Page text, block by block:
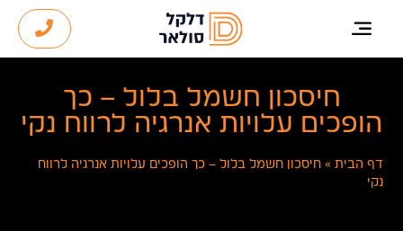
חיסכון חשמל בלול – כך
הופכים עלויות אנרגיה לרווח נקי
דף הבית »חיסכון חשמל בלול – כך הופכים עלויות אנרגיה לרווח
נקי